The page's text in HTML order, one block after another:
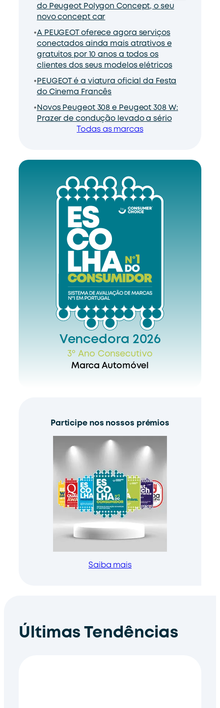
do Peugeot Polygon Concept, o seu
novo concept car
A PEUGEOT oferece agora serviços
conectados ainda mais atrativos e
gratuitos por 10 anos a todos os
clientes dos seus modelos elétricos
PEUGEOT é a viatura oficial da Festa
do Cinema Francês
Novos Peugeot 308 e Peugeot 308 W:
Prazer de condução levado a sério
Todas as marcas
Vencedora 2026
3º Ano Consecutivo
Marca Automóvel
Participe nos nossos prémios
Saiba mais
Últimas Tendências